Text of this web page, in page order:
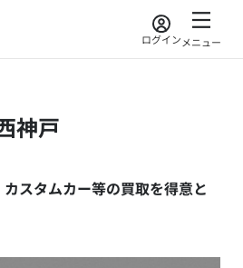
ログインメニュー
神戸
スタムカー等の買取を得意と